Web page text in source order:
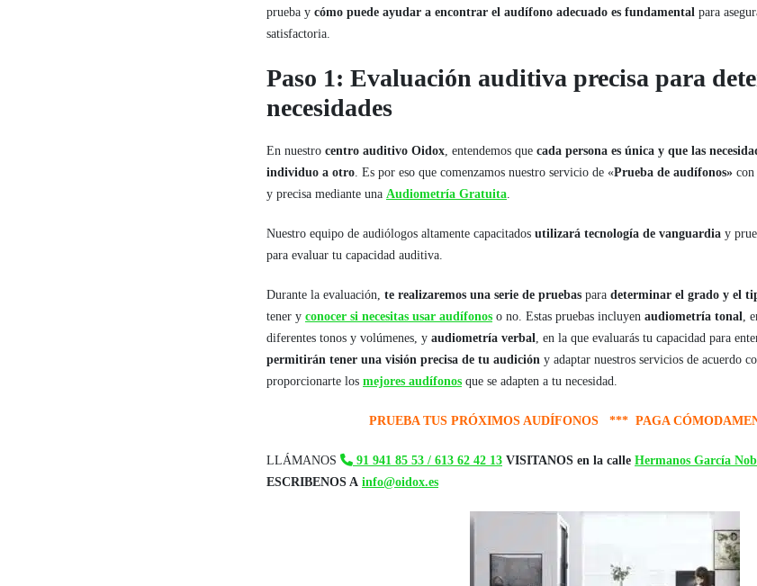
prueba y cómo puede ayudar a encontrar el audífono adecuado es fundamental para
satisfactoria.
Paso 1: Evaluación auditiva precisa para
necesidades
En nuestro centro auditivo Oidox, entendemos que cada persona es única y que las
individuo a otro. Es por eso que comenzamos nuestro servicio de «Prueba de audífonos» con
y precisa mediante una Audiometría Gratuita.
Nuestro equipo de audiólogos altamente capacitados utilizará tecnología de vanguardia y
para evaluar tu capacidad auditiva.
Durante la evaluación, te realizaremos una serie de pruebas para determinar el grado y el
tener y conocer si necesitas usar audífonos o no. Estas pruebas incluyen audiometría tonal,
diferentes tonos y volúmenes, y audiometría verbal, en la que evaluarás tu capacidad para
permitirán tener una visión precisa de tu audición y adaptar nuestros servicios de acuerdo
proporcionarte los mejores audífonos que se adapten a tu necesidad.
PRUEBA TUS PRÓXIMOS AUDÍFONOS *** PAGA
LLÁMANOS 91 941 85 53 / 613 62 42 13 VISITANOS en la calle Hermanos García
ESCRIBENOS A info@oidox.es